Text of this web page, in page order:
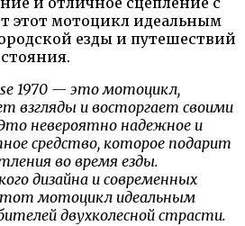
этот мотоцикл идеальным
езды и путешествий
1970 — это мотоцикл,
взгляды и восторгает своими
невероятно надежное и
средство, которое подарит
во время езды.
дизайна и современных
мотоцикл идеальным
двухколесной страсти.